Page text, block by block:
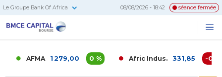
Le Groupe Bank Of Africa 08/08/2026 - 18:42 séance fermée
AFMA 1 279,00 0 % Afric Indus. 331,85 -0,02